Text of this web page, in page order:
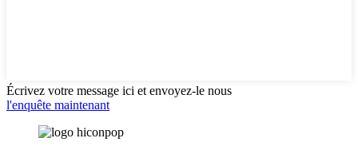
Écrivez votre message ici et envoyez-le nous
l'enquête maintenant